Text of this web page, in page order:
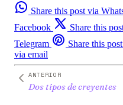
Share this post via
Facebook
Share this
Telegram
Share this
via email
ANTERIOR
Dos tipos de creyentes